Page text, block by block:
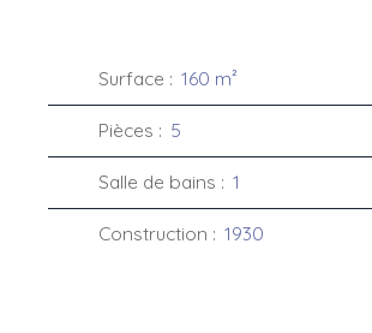
Surface : 160 m²
Pièces : 5
Salle de bains : 1
Construction : 1930